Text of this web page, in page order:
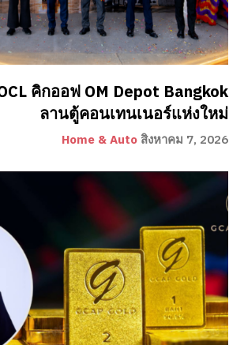
คิกออฟ OM Depot Bangkok
ลานตู้คอนเทนเนอร์แห่งใหม่
Home & Auto สิงหาคม 7, 2026